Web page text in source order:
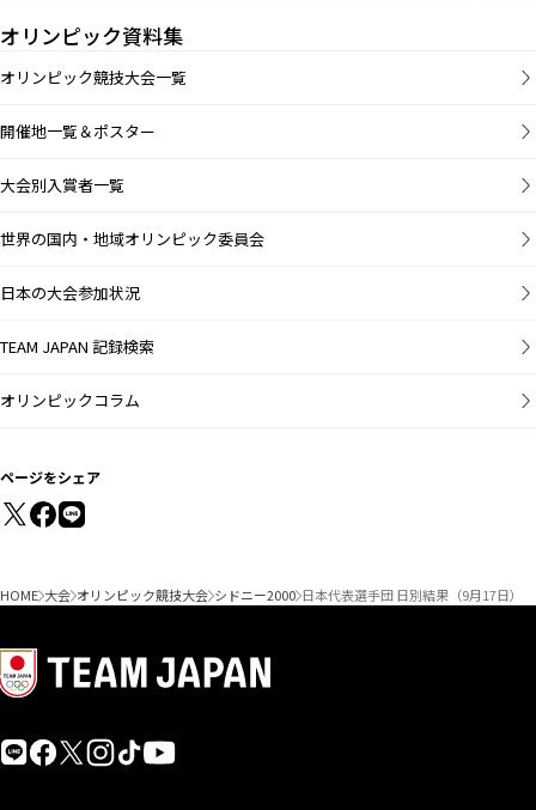
オリンピック資料集
オリンピック競技大会一覧
開催地一覧＆ポスター
大会別入賞者一覧
世界の国内・地域オリンピック委員会
日本の大会参加状況
TEAM JAPAN 記録検索
オリンピックコラム
ページをシェア
HOME 大会 オリンピック競技大会 シドニー2000 日本代表選手団 日別結果（9月17日）